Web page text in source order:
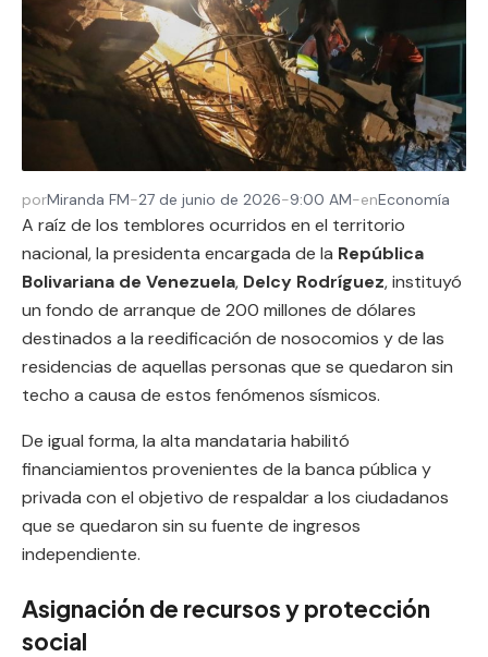
porMiranda FM-27 de junio de 2026-9:00 AM-enEconomía
A raíz de los temblores ocurridos en el territorio
nacional, la presidenta encargada de la República
Bolivariana de Venezuela, Delcy Rodríguez, instituyó
un fondo de arranque de 200 millones de dólares
destinados a la reedificación de nosocomios y de las
residencias de aquellas personas que se quedaron sin
techo a causa de estos fenómenos sísmicos.
De igual forma, la alta mandataria habilitó
financiamientos provenientes de la banca pública y
privada con el objetivo de respaldar a los ciudadanos
que se quedaron sin su fuente de ingresos
independiente.
Asignación de recursos y protección
social